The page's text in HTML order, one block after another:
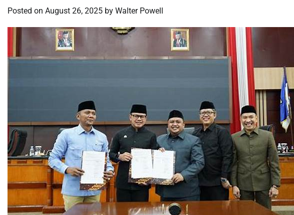
Posted on August 26, 2025 by Walter Powell